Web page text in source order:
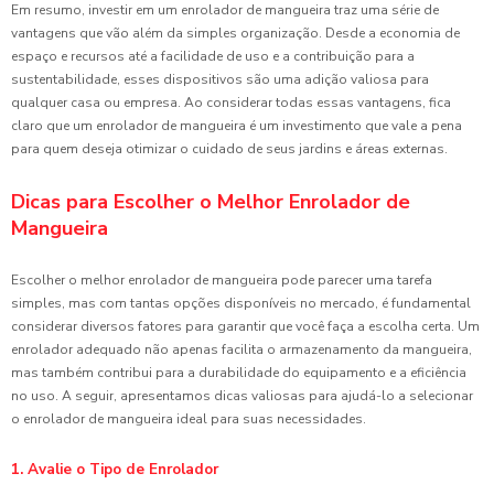
Em resumo, investir em um enrolador de mangueira traz uma série de
vantagens que vão além da simples organização. Desde a economia de
espaço e recursos até a facilidade de uso e a contribuição para a
sustentabilidade, esses dispositivos são uma adição valiosa para
qualquer casa ou empresa. Ao considerar todas essas vantagens, fica
claro que um enrolador de mangueira é um investimento que vale a pena
para quem deseja otimizar o cuidado de seus jardins e áreas externas.
Dicas para Escolher o Melhor Enrolador de
Mangueira
Escolher o melhor enrolador de mangueira pode parecer uma tarefa
simples, mas com tantas opções disponíveis no mercado, é fundamental
considerar diversos fatores para garantir que você faça a escolha certa. Um
enrolador adequado não apenas facilita o armazenamento da mangueira,
mas também contribui para a durabilidade do equipamento e a eficiência
no uso. A seguir, apresentamos dicas valiosas para ajudá-lo a selecionar
o enrolador de mangueira ideal para suas necessidades.
1. Avalie o Tipo de Enrolador